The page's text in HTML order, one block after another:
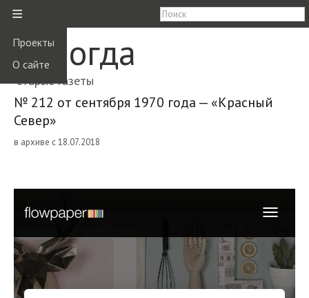
≡
Проекты
О сайте
Вологда
старые газеты
№ 212 от сентября 1970 года — «Красный
Север»
в архиве с 18.07.2018